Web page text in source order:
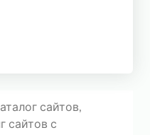
сайтов,
сайтов с